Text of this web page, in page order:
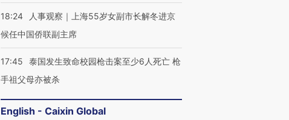
18:24
人事观察｜上海55岁女副市长解冬进京
候任中国侨联副主席
17:45
泰国发生致命校园枪击案至少6人死亡 枪
手祖父母亦被杀
English - Caixin Global